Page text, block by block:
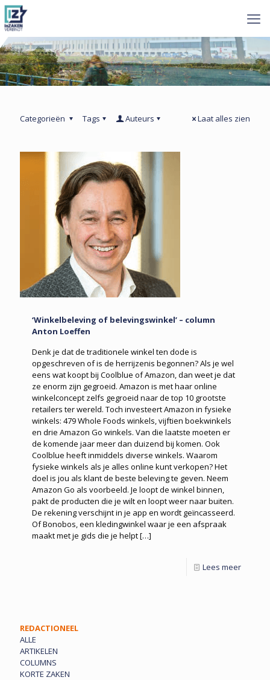
Categorieën Tags Auteurs Laat alles zien
‘Winkelbeleving of belevingswinkel’ – column
Anton Loeffen
Denk je dat de traditionele winkel ten dode is
opgeschreven of is de herrijzenis begonnen? Als je wel
eens wat koopt bij Coolblue of Amazon, dan weet je dat
ze enorm zijn gegroeid. Amazon is met haar online
winkelconcept zelfs gegroeid naar de top 10 grootste
retailers ter wereld. Toch investeert Amazon in fysieke
winkels: 479 Whole Foods winkels, vijftien boekwinkels
en drie Amazon Go winkels. Van die laatste moeten er
de komende jaar meer dan duizend bij komen. Ook
Coolblue heeft inmiddels diverse winkels. Waarom
fysieke winkels als je alles online kunt verkopen? Het
doel is jou als klant de beste beleving te geven. Neem
Amazon Go als voorbeeld. Je loopt de winkel binnen,
pakt de producten die je wilt en loopt weer naar buiten.
De rekening verschijnt in je app en wordt geïncasseerd.
Of Bonobos, een kledingwinkel waar je een afspraak
maakt met je gids die je helpt[…]
Lees meer
REDACTIONEEL
ALLE
ARTIKELEN
COLUMNS
KORTE ZAKEN